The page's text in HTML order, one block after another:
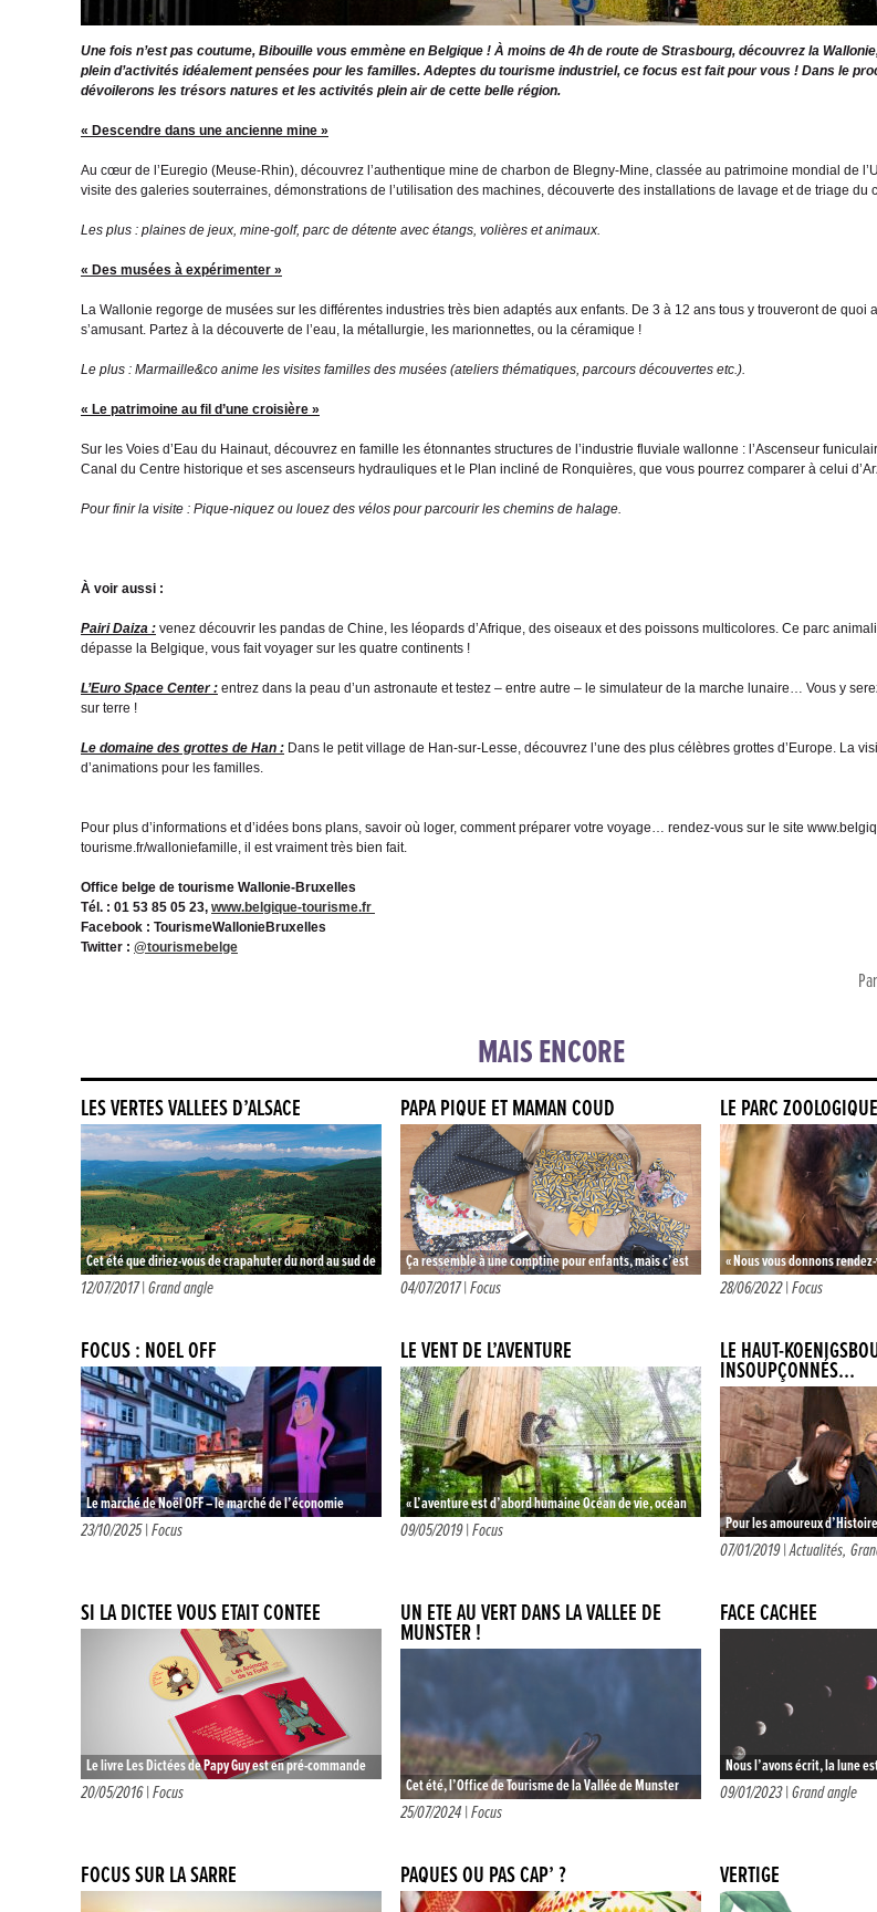
Une fois n’est pas coutume, Bibouille vous emmène en Belgique ! À moins de 4h de route de Strasbourg, découvrez la
plein d’activités idéalement pensées pour les familles. Adeptes du tourisme industriel, ce focus est fait pour vous ! Dans le
dévoilerons les trésors natures et les activités plein air de cette belle région.
« Descendre dans une ancienne mine »
Au cœur de l’Euregio (Meuse-Rhin), découvrez l’authentique mine de charbon de Blegny-Mine, classée au patrimoine mondial de
visite des galeries souterraines, démonstrations de l’utilisation des machines, découverte des installations de lavage et de triage du
Les plus : plaines de jeux, mine-golf, parc de détente avec étangs, volières et animaux.
« Des musées à expérimenter »
La Wallonie regorge de musées sur les différentes industries très bien adaptés aux enfants. De 3 à 12 ans tous y trouveront de quoi
s’amusant. Partez à la découverte de l’eau, la métallurgie, les marionnettes, ou la céramique !
Le plus : Marmaille&co anime les visites familles des musées (ateliers thématiques, parcours découvertes etc.).
« Le patrimoine au fil d’une croisière »
Sur les Voies d’Eau du Hainaut, découvrez en famille les étonnantes structures de l’industrie fluviale wallonne : l’Ascenseur
Canal du Centre historique et ses ascenseurs hydrauliques et le Plan incliné de Ronquières, que vous pourrez comparer à celui
Pour finir la visite : Pique-niquez ou louez des vélos pour parcourir les chemins de halage.
À voir aussi :
Pairi Daiza : venez découvrir les pandas de Chine, les léopards d’Afrique, des oiseaux et des poissons multicolores. Ce parc
dépasse la Belgique, vous fait voyager sur les quatre continents !
L’Euro Space Center : entrez dans la peau d’un astronaute et testez – entre autre – le simulateur de la marche lunaire… Vous y
sur terre !
Le domaine des grottes de Han : Dans le petit village de Han-sur-Lesse, découvrez l’une des plus célèbres grottes d’Europe. La
d’animations pour les familles.
Pour plus d’informations et d’idées bons plans, savoir où loger, comment préparer votre voyage… rendez-vous sur le site
tourisme.fr/walloniefamille, il est vraiment très bien fait.
Office belge de tourisme Wallonie-Bruxelles
Tél. : 01 53 85 05 23, www.belgique-tourisme.fr
Facebook : TourismeWallonieBruxelles
Twitter : @tourismebelge
MAIS ENCORE
LES VERTES VALLÉES D’ALSACE
Cet été que diriez-vous de crapahuter du nord au sud de
l’Alsace ? Vous renonceriez à des heures interminables
12/07/2017 |Grand angle
PAPA PIQUE ET MAMAN COUD
Ça ressemble à une comptine pour enfants, mais c’est
aussi une histoire pour les grandes… Certes on y trouve
04/07/2017 |Focus
LE PARC
« Nous vous donnons
la vie, car il y a tant à
28/06/2022 |Focus
FOCUS : NOËL OFF
Le marché de Noël OFF – le marché de l’économie
sociale et solidaire – fête ses 10 ans cette année…
23/10/2025 |Focus
LE VENT DE L’AVENTURE
« L’aventure est d’abord humaine Océan de vie, océan
de paix L’aventure est d’abord humaine Cris de temps
09/05/2019 |Focus
LE HAUT-
INSOUPÇONNÉS…
Pour les amoureux
Accompagnés d’adultes –
07/01/2019 |Actualités,
SI LA DICTÉE VOUS ÉTAIT CONTÉE
Le livre Les Dictées de Papy Guy est en pré-commande
en renvoyant le coupon disponible ici (cliquez !) Un
20/05/2016 |Focus
UN ÉTÉ AU VERT DANS LA VALLÉE DE
MUNSTER !
Cet été, l’Office de Tourisme de la Vallée de Munster
vous propose un programme de sorties d’exception,
25/07/2024 |Focus
FACE CACHÉE
Nous l’avons écrit, la lune
compagne durant le long
09/01/2023 |Grand angle
FOCUS SUR LA SARRE PÂQUES OU PAS CAP’ ? VERTIGE